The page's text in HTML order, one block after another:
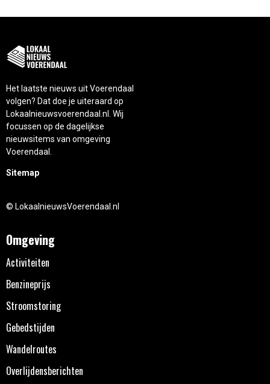
Het laatste nieuws uit Voerendaal
volgen? Dat doe je uiteraard op
Lokaalnieuwsvoerendaal.nl. Wij
focussen op de dagelijkse
nieuwsitems van omgeving
Voerendaal.
Sitemap
© LokaalnieuwsVoerendaal.nl
Omgeving
Activiteiten
Benzineprijs
Stroomstoring
Gebedstijden
Wandelroutes
Overlijdensberichten